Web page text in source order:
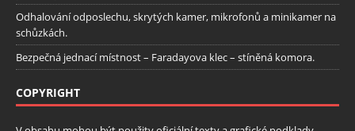
Odhalování odposlechu, skrytých kamer, mikrofonů a minikamer na
schůzkách.
Bezpečná jednací místnost – Faradayova klec – stíněná komora.
COPYRIGHT